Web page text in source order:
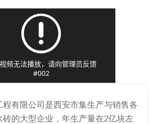
有限公司是西安市集生产与销售各
的大型企业，年生产量在2亿块左